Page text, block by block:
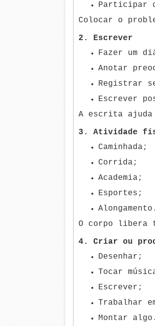
Participar
Colocar o
2. Escrever
Fazer um
Anotar
Registrar
Escrever
A escrita
3. Atividade
Caminhada;
Corrida;
Academia;
Esportes;
Alongamento.
O corpo libera
4. Criar ou
Desenhar;
Tocar
Escrever;
Trabalhar
Montar algo.